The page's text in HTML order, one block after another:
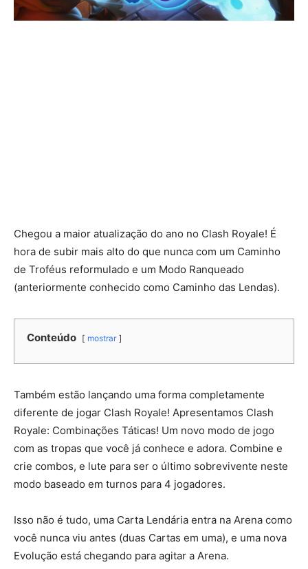
Chegou a maior atualização do ano no Clash Royale! É
hora de subir mais alto do que nunca com um Caminho
de Troféus reformulado e um Modo Ranqueado
(anteriormente conhecido como Caminho das Lendas).
Conteúdo mostrar
Também estão lançando uma forma completamente
diferente de jogar Clash Royale! Apresentamos Clash
Royale: Combinações Táticas! Um novo modo de jogo
com as tropas que você já conhece e adora. Combine e
crie combos, e lute para ser o último sobrevivente neste
modo baseado em turnos para 4 jogadores.
Isso não é tudo, uma Carta Lendária entra na Arena como
você nunca viu antes (duas Cartas em uma), e uma nova
Evolução está chegando para agitar a Arena.